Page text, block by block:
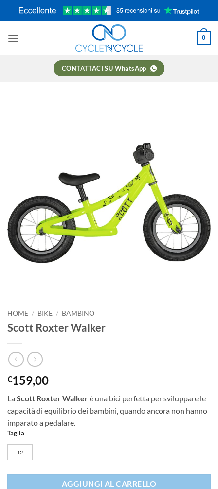
0
CONTATTACI SU WhatsApp
HOME / BIKE / BAMBINO
Scott Roxter Walker
€159,00
La Scott Roxter Walkerè una bici perfetta per sviluppare le
capacità di equilibrio dei bambini, quando ancora non hanno
imparato a pedalare.
Taglia
12
AGGIUNGI AL CARRELLO